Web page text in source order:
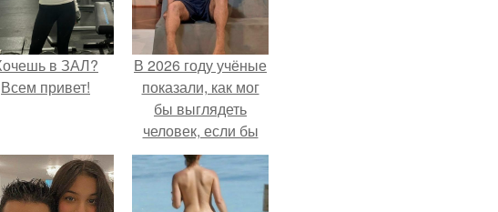
в ЗАЛ?
Всем привет!
В 2026 году учёные
показали, как мог
бы выглядеть
человек, если бы
его тело
эволюционировало
специально для